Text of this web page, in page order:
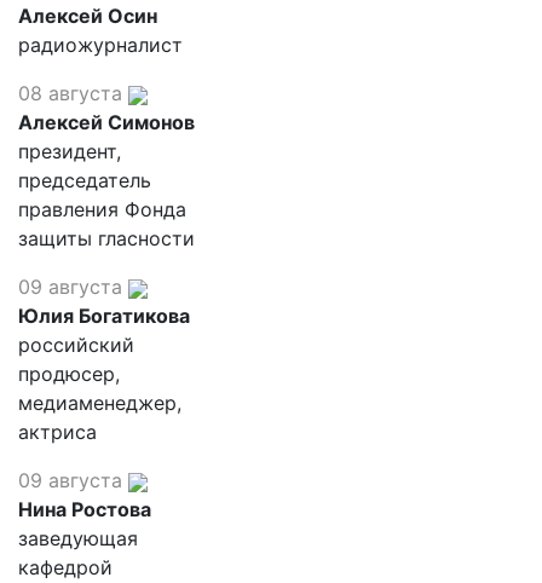
Алексей Осин
радиожурналист
08 августа
Алексей Симонов
президент,
председатель
правления Фонда
защиты гласности
09 августа
Юлия Богатикова
российский
продюсер,
медиаменеджер,
актриса
09 августа
Нина Ростова
заведующая
кафедрой